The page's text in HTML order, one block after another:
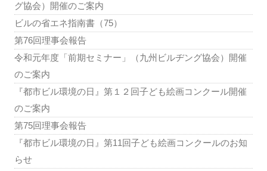
グ協会）開催のご案内
ビルの省エネ指南書（75）
第76回理事会報告
令和元年度「前期セミナー」（九州ビルヂング協会）開催
のご案内
『都市ビル環境の日』第１２回子ども絵画コンクール開催
のご案内
第75回理事会報告
『都市ビル環境の日』第11回子ども絵画コンクールのお知
らせ